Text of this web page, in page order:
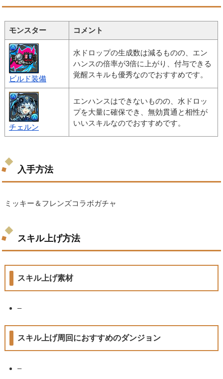
モンスター コメント
ビルド装備
水ドロップの生成数は減るものの、エン
ハンスの倍率が3倍に上がり、付与できる
覚醒スキルも優秀なのでおすすめです。
チェルン
エンハンスはできないものの、水ドロッ
プを大量に確保でき、無効貫通と相性が
いいスキルなのでおすすめです。
入手方法
ミッキー＆フレンズコラボガチャ
スキル上げ方法
スキル上げ素材
–
スキル上げ周回におすすめのダンジョン
–